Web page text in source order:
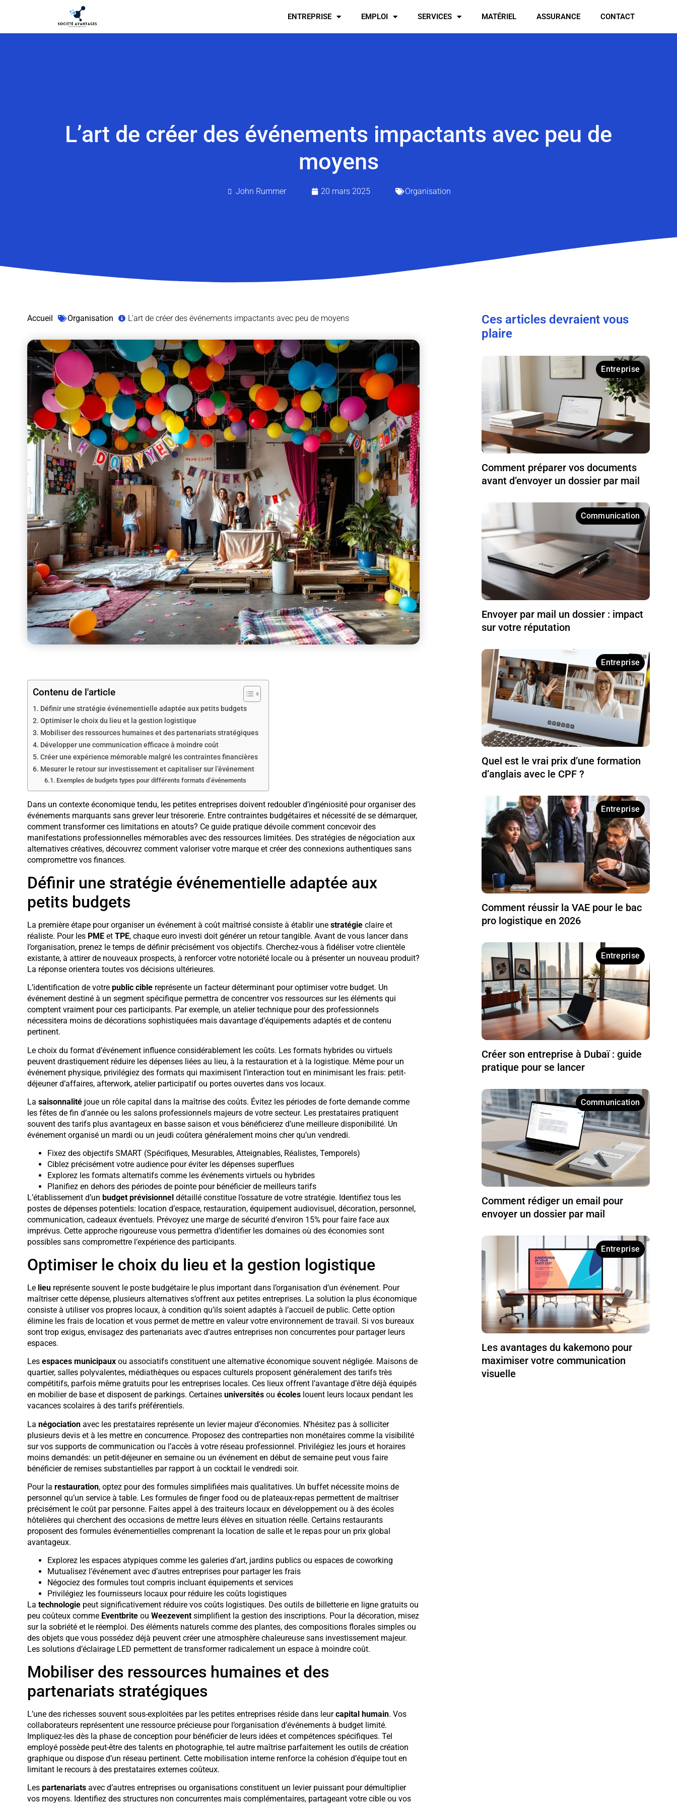
ENTREPRISE EMPLOI SERVICES MATÉRIEL ASSURANCE CONTACT
L’art de créer des événements impactants avec peu de
moyens
John Rummer 20 mars 2025 Organisation
Accueil Organisation L’art de créer des événements impactants avec peu de moyens
Contenu de l'article
Définir une stratégie événementielle adaptée aux petits budgets
Optimiser le choix du lieu et la gestion logistique
Mobiliser des ressources humaines et des partenariats stratégiques
Développer une communication efficace à moindre coût
Créer une expérience mémorable malgré les contraintes financières
Mesurer le retour sur investissement et capitaliser sur l’événement
Exemples de budgets types pour différents formats d’événements
Dans un contexte économique tendu, les petites entreprises doivent redoubler d’ingéniosité pour organiser des
événements marquants sans grever leur trésorerie. Entre contraintes budgétaires et nécessité de se démarquer,
comment transformer ces limitations en atouts? Ce guide pratique dévoile comment concevoir des
manifestations professionnelles mémorables avec des ressources limitées. Des stratégies de négociation aux
alternatives créatives, découvrez comment valoriser votre marque et créer des connexions authentiques sans
compromettre vos finances.
Définir une stratégie événementielle adaptée aux
petits budgets
La première étape pour organiser un événement à coût maîtrisé consiste à établir une stratégieclaire et
réaliste. Pour les PMEet TPE, chaque euro investi doit générer un retour tangible. Avant de vous lancer dans
l’organisation, prenez le temps de définir précisément vos objectifs. Cherchez-vous à fidéliser votre clientèle
existante, à attirer de nouveaux prospects, à renforcer votre notoriété locale ou à présenter un nouveau produit?
La réponse orientera toutes vos décisions ultérieures.
L’identification de votre public ciblereprésente un facteur déterminant pour optimiser votre budget. Un
événement destiné à un segment spécifique permettra de concentrer vos ressources sur les éléments qui
comptent vraiment pour ces participants. Par exemple, un atelier technique pour des professionnels
nécessitera moins de décorations sophistiquées mais davantage d’équipements adaptés et de contenu
pertinent.
Le choix du format d’événement influence considérablement les coûts. Les formats hybrides ou virtuels
peuvent drastiquement réduire les dépenses liées au lieu, à la restauration et à la logistique. Même pour un
événement physique, privilégiez des formats qui maximisent l’interaction tout en minimisant les frais: petit-
déjeuner d’affaires, afterwork, atelier participatif ou portes ouvertes dans vos locaux.
La saisonnalitéjoue un rôle capital dans la maîtrise des coûts. Évitez les périodes de forte demande comme
les fêtes de fin d’année ou les salons professionnels majeurs de votre secteur. Les prestataires pratiquent
souvent des tarifs plus avantageux en basse saison et vous bénéficierez d’une meilleure disponibilité. Un
événement organisé un mardi ou un jeudi coûtera généralement moins cher qu’un vendredi.
Fixez des objectifs SMART (Spécifiques, Mesurables, Atteignables, Réalistes, Temporels)
Ciblez précisément votre audience pour éviter les dépenses superflues
Explorez les formats alternatifs comme les événements virtuels ou hybrides
Planifiez en dehors des périodes de pointe pour bénéficier de meilleurs tarifs
L’établissement d’un budget prévisionnel détaillé constitue l’ossature de votre stratégie. Identifiez tous les
postes de dépenses potentiels: location d’espace, restauration, équipement audiovisuel, décoration, personnel,
communication, cadeaux éventuels. Prévoyez une marge de sécurité d’environ 15% pour faire face aux
imprévus. Cette approche rigoureuse vous permettra d’identifier les domaines où des économies sont
possibles sans compromettre l’expérience des participants.
Optimiser le choix du lieu et la gestion logistique
Le lieureprésente souvent le poste budgétaire le plus important dans l’organisation d’un événement. Pour
maîtriser cette dépense, plusieurs alternatives s’offrent aux petites entreprises. La solution la plus économique
consiste à utiliser vos propres locaux, à condition qu’ils soient adaptés à l’accueil de public. Cette option
élimine les frais de location et vous permet de mettre en valeur votre environnement de travail. Si vos bureaux
sont trop exigus, envisagez des partenariats avec d’autres entreprises non concurrentes pour partager leurs
espaces.
Les espaces municipauxou associatifs constituent une alternative économique souvent négligée. Maisons de
quartier, salles polyvalentes, médiathèques ou espaces culturels proposent généralement des tarifs très
compétitifs, parfois même gratuits pour les entreprises locales. Ces lieux offrent l’avantage d’être déjà équipés
en mobilier de base et disposent de parkings. Certaines universitésou écoleslouent leurs locaux pendant les
vacances scolaires à des tarifs préférentiels.
La négociationavec les prestataires représente un levier majeur d’économies. N’hésitez pas à solliciter
plusieurs devis et à les mettre en concurrence. Proposez des contreparties non monétaires comme la visibilité
sur vos supports de communication ou l’accès à votre réseau professionnel. Privilégiez les jours et horaires
moins demandés: un petit-déjeuner en semaine ou un événement en début de semaine peut vous faire
bénéficier de remises substantielles par rapport à un cocktail le vendredi soir.
Pour la restauration, optez pour des formules simplifiées mais qualitatives. Un buffet nécessite moins de
personnel qu’un service à table. Les formules de finger food ou de plateaux-repas permettent de maîtriser
précisément le coût par personne. Faites appel à des traiteurs locaux en développement ou à des écoles
hôtelières qui cherchent des occasions de mettre leurs élèves en situation réelle. Certains restaurants
proposent des formules événementielles comprenant la location de salle et le repas pour un prix global
avantageux.
Explorez les espaces atypiques comme les galeries d’art, jardins publics ou espaces de coworking
Mutualisez l’événement avec d’autres entreprises pour partager les frais
Négociez des formules tout compris incluant équipements et services
Privilégiez les fournisseurs locaux pour réduire les coûts logistiques
La technologiepeut significativement réduire vos coûts logistiques. Des outils de billetterie en ligne gratuits ou
peu coûteux comme Eventbriteou Weezeventsimplifient la gestion des inscriptions. Pour la décoration, misez
sur la sobriété et le réemploi. Des éléments naturels comme des plantes, des compositions florales simples ou
des objets que vous possédez déjà peuvent créer une atmosphère chaleureuse sans investissement majeur.
Les solutions d’éclairage LED permettent de transformer radicalement un espace à moindre coût.
Mobiliser des ressources humaines et des
partenariats stratégiques
L’une des richesses souvent sous-exploitées par les petites entreprises réside dans leurcapital humain. Vos
collaborateurs représentent une ressource précieuse pour l’organisation d’événements à budget limité.
Impliquez-les dès la phase de conception pour bénéficier de leurs idées et compétences spécifiques. Tel
employé possède peut-être des talents en photographie, tel autre maîtrise parfaitement les outils de création
graphique ou dispose d’un réseau pertinent. Cette mobilisation interne renforce la cohésion d’équipe tout en
limitant le recours à des prestataires externes coûteux.
Les partenariatsavec d’autres entreprises ou organisations constituent un levier puissant pour démultiplier
vos moyens. Identifiez des structures non concurrentes mais complémentaires, partageant votre cible ou vos
Ces articles devraient vous
plaire
Entreprise
Comment préparer vos documents
avant d’envoyer un dossier par mail
Communication
Envoyer par mail un dossier : impact
sur votre réputation
Entreprise
Quel est le vrai prix d’une formation
d’anglais avec le CPF ?
Entreprise
Comment réussir la VAE pour le bac
pro logistique en 2026
Entreprise
Créer son entreprise à Dubaï : guide
pratique pour se lancer
Communication
Comment rédiger un email pour
envoyer un dossier par mail
Entreprise
Les avantages du kakemono pour
maximiser votre communication
visuelle